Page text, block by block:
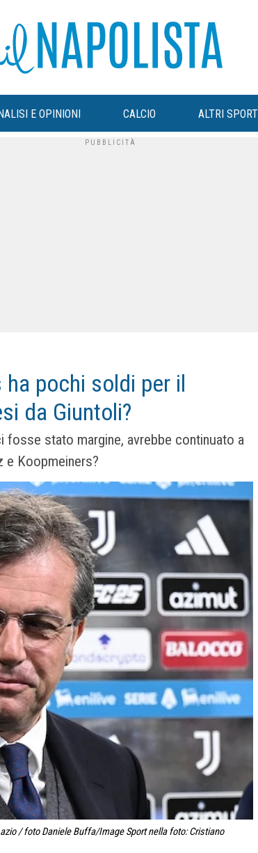
E OPINIONI CALCIO ALTRI SPORT
ha pochi soldi per il
da Giuntoli?
fosse stato margine, avrebbe continuato a
e Koopmeiners?
/ foto Daniele Buffa/Image Sport nella foto: Cristiano